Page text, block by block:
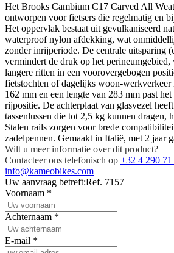
Het Brooks Cambium C17 Carved All
ontworpen voor fietsers die regelmatig en
Het oppervlak bestaat uit gevulkaniseerd
waterproof nylon afdekking, wat
zonder inrijperiode. De centrale uitsparing
vermindert de druk op het perineumgebied,
langere ritten in een voorovergebogen
fietstochten of dagelijks woon-werkverkeer
162 mm en een lengte van 283 mm past
rijpositie. De achterplaat van glasvezel
tassenlussen die tot 2,5 kg kunnen dragen,
Stalen rails zorgen voor brede
zadelpennen. Gemaakt in Italië, met 2 jaar
Wilt u meer informatie over dit product?
Contacteer ons telefonisch op +32 4 290 71
info@kameobikes.com
Uw aanvraag betreft:Ref. 7157
Voornaam *
Achternaam *
E-mail *